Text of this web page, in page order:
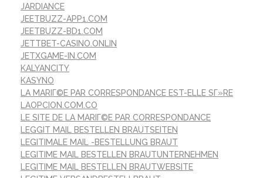
JARDIANCE
JEETBUZZ-APP1.COM
JEETBUZZ-BD1.COM
JETTBET-CASINO.ONLIN
JETXGAME-IN.COM
KALYANCITY
KASYNO
LA MARIГ©E PAR CORRESPONDANCE EST-ELLE SГ»RE
LAOPCION.COM.CO
LE SITE DE LA MARIГ©E PAR CORRESPONDANCE
LEGGIT MAIL BESTELLEN BRAUTSEITEN
LEGITIMALE MAIL -BESTELLUNG BRAUT
LEGITIME MAIL BESTELLEN BRAUTUNTERNEHMEN
LEGITIME MAIL BESTELLEN BRAUTWEBSITE